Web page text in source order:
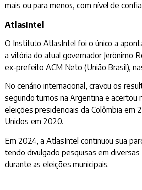
mais ou para menos, com nível de
AtlasIntel
O Instituto AtlasIntel foi o único a
a vitória do atual governador Jerônimo
ex-prefeito ACM Neto (União Brasil),
No cenário internacional, cravou os
segundo turnos na Argentina e acertou
eleições presidenciais da Colômbia em
Unidos em 2020.
Em 2024, a AtlasIntel continuou sua
tendo divulgado pesquisas em
durante as eleições municipais.